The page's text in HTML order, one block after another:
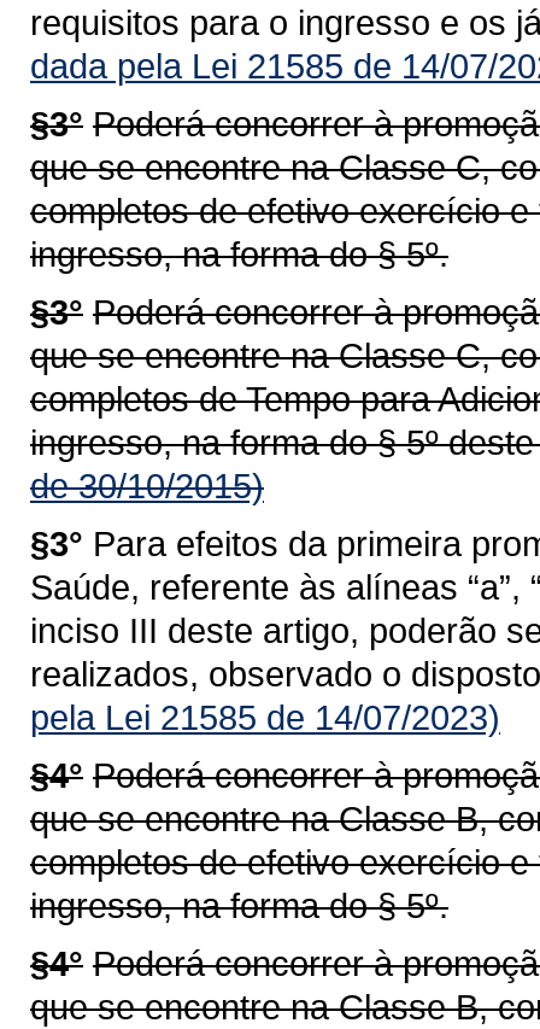
requisitos para o ingresso e os
dada pela Lei 21585 de 14/07/
§3° Poderá concorrer à
que se encontre na Classe C,
completos de efetivo exercício
ingresso, na forma do § 5º.
§3° Poderá concorrer à
que se encontre na Classe C,
completos de Tempo para
ingresso, na forma do § 5º
de 30/10/2015)
§3° Para efeitos da primeira
Saúde, referente às alíneas “a”,
inciso III deste artigo, poderão
realizados, observado o
pela Lei 21585 de 14/07/2023)
§4° Poderá concorrer à
que se encontre na Classe B,
completos de efetivo exercício
ingresso, na forma do § 5º.
§4° Poderá concorrer à
que se encontre na Classe B,